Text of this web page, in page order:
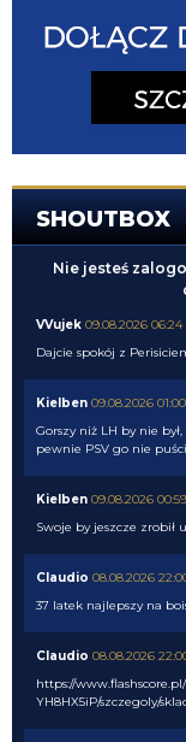
SHOUTBOX
Nie jesteś
VVujek 09.08.2026 06:24
Dajcie spokój z
Kielben 09.08.2026 01:00
Gorszy niż LH by nie
pewnie PSV go nie
Kielben 09.08.2026 00:59
Swoje by jeszcze zrobił
Claudio 08.08.2026
37 latek najlepszy na
Claudio 08.08.2026
https://
YH8HX5iP/szczegoly/